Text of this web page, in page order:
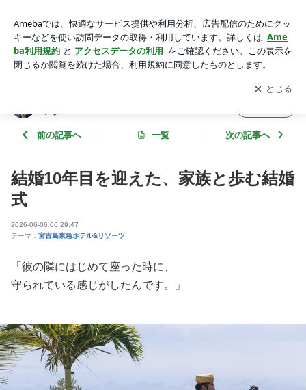
ニューアル 宮古島東急ホテル&リゾーツ | 幸の鳥Wedding
～宮古島リゾートウェディング～
アプリをダウンロードして ブログの更新通知
を受け取りまし
ょう。
開く
ング～
前の記事へ 一覧 次の記事へ
結婚10年目を迎えた、家族と歩む結婚
式
2026-06-06 06:29:47
テーマ： 宮古島東急ホテル&リゾーツ
「彼の隣にはじめて座った時に、
守られている感じがしたんです。」